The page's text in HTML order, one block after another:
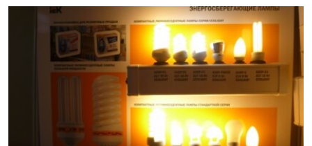
ДАНИСТЕ
ЭЖЕ-СИҢДИЛЕР
ЫҢГАЙСЫЗ СУРООЛОР
Русский
ОНЛАЙН ШЕРИНЕ